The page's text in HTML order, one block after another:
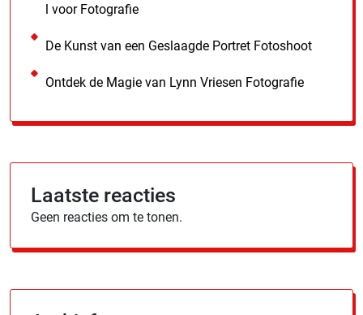
l voor Fotografie
De Kunst van een Geslaagde Portret Fotoshoot
Ontdek de Magie van Lynn Vriesen Fotografie
Laatste reacties
Geen reacties om te tonen.